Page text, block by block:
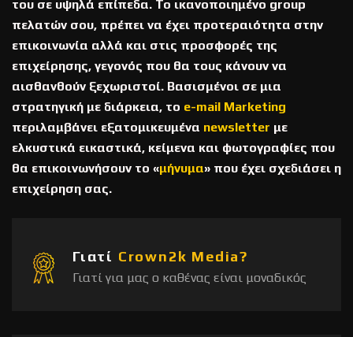
του σε υψηλά επίπεδα. Το ικανοποιημένο group
πελατών σου, πρέπει να έχει προτεραιότητα στην
επικοινωνία αλλά και στις προσφορές της
επιχείρησης, γεγονός που θα τους κάνουν να
αισθανθούν ξεχωριστοί. Βασισμένοι σε μια
στρατηγική με διάρκεια, το e-mail Marketing
περιλαμβάνει εξατομικευμένα newsletter με
ελκυστικά εικαστικά, κείμενα και φωτογραφίες που
θα επικοινωνήσουν το «μήνυμα» που έχει σχεδιάσει η
επιχείρηση σας.
Γιατί Crown2k Media?
Γιατί για μας ο καθένας είναι μοναδικός